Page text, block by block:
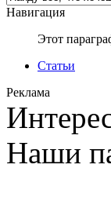
Навигация
Этот
Статьи
Реклама
Наши